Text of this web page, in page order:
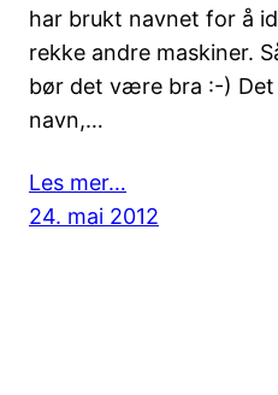
har brukt navnet for å
rekke andre maskiner.
bør det være bra :-) Det
navn,…
Les mer…
24. mai 2012